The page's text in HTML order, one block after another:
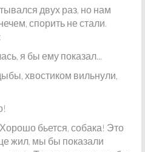
двух раз, но нам
спорить не стали.
я бы ему показал...
хвостиком вильнули,
бьется, собака! Это
жил, мы бы показали